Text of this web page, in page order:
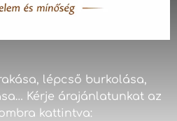
lépcső burkolása,
Kérje árajánlatunkat az
kattintva: